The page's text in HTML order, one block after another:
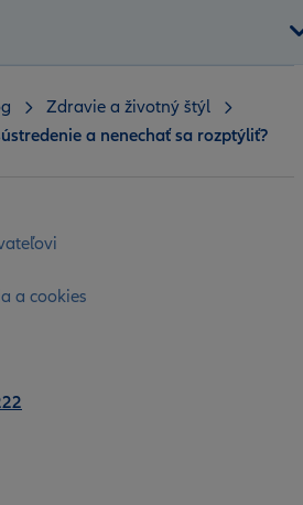
a cookies
Zdravie a životný štýl
a nenechať sa rozptýliť?